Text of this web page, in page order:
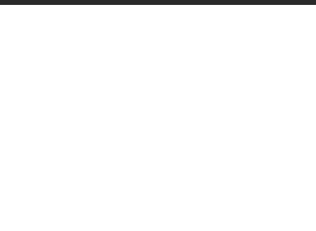
このコンテンツは掲載が終了しました | LINE占い